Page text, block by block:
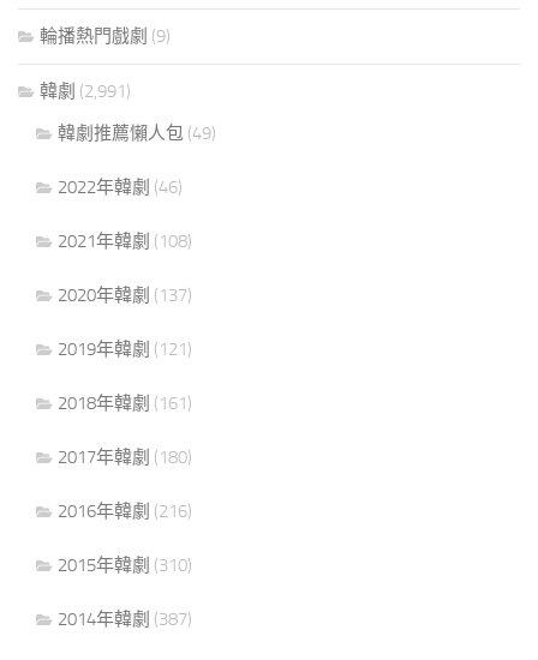
輪播熱門戲劇 (9)
韓劇 (2,991)
韓劇推薦懶人包 (49)
2022年韓劇 (46)
2021年韓劇 (108)
2020年韓劇 (137)
2019年韓劇 (121)
2018年韓劇 (161)
2017年韓劇 (180)
2016年韓劇 (216)
2015年韓劇 (310)
2014年韓劇 (387)